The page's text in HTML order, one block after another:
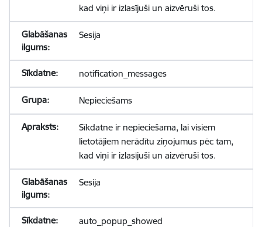
kad viņi ir izlasījuši un aizvēruši tos.
Sesija
notification_messages
Nepieciešams
Sīkdatne ir nepieciešama, lai visiem
lietotājiem nerādītu ziņojumus pēc tam,
kad viņi ir izlasījuši un aizvēruši tos.
Sesija
auto_popup_showed